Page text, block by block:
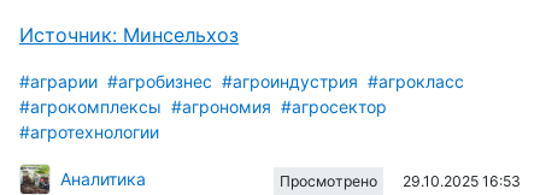
Источник: Минсельхоз
#аграрии #агробизнес #агроиндустрия #агрокласс
#агрокомплексы #агрономия #агросектор
#агротехнологии
Аналитика Просмотрено 29.10.2025 16:53